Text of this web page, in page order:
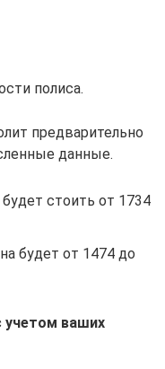
полиса.
предварительно
данные.
стоить от 1734
будет от 1474 до
учетом ваших